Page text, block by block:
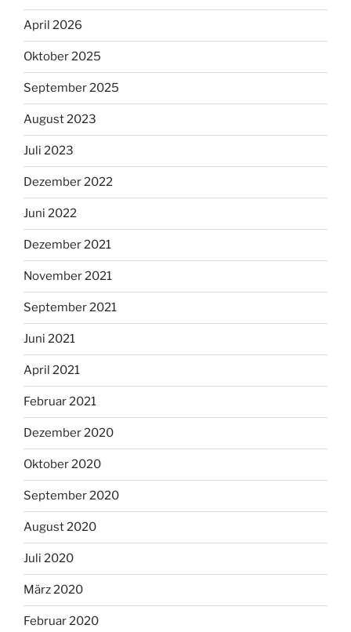
April 2026
Oktober 2025
September 2025
August 2023
Juli 2023
Dezember 2022
Juni 2022
Dezember 2021
November 2021
September 2021
Juni 2021
April 2021
Februar 2021
Dezember 2020
Oktober 2020
September 2020
August 2020
Juli 2020
März 2020
Februar 2020